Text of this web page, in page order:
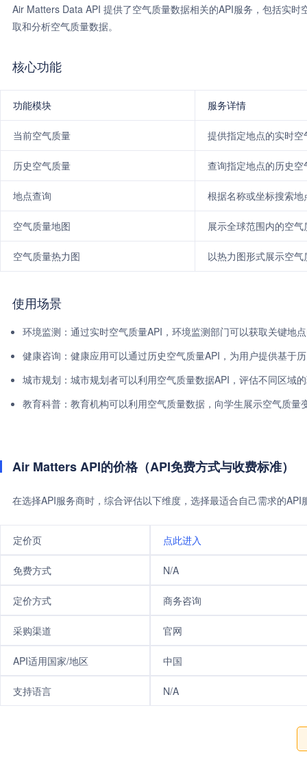
Air Matters Data API 提供了空气质量数据相关的API服务，包括实
取和分析空气质量数据。
核心功能
功能模块 服务详情
当前空气质量 提供指定地点的实时
历史空气质量 查询指定地点的历史
地点查询 根据名称或坐标搜索地
空气质量地图 展示全球范围内的空
空气质量热力图 以热力图形式展示空
使用场景
环境监测：通过实时空气质量API，环境监测部门可以获取关键地
健康咨询：健康应用可以通过历史空气质量API，为用户提供基于
城市规划：城市规划者可以利用空气质量数据API，评估不同区域
教育科普：教育机构可以利用空气质量数据，向学生展示空气质量
Air Matters API的价格（API免费方式与收费标准）
在选择API服务商时，综合评估以下维度，选择最适合自己需求的
定价页 点此进入
免费方式 N/A
定价方式 商务咨询
采购渠道 官网
API适用国家/地区 中国
支持语言 N/A